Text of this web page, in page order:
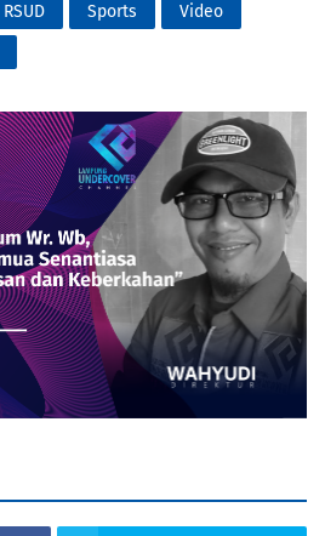
RSUD Sports
Video